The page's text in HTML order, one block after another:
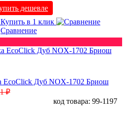
дешевле
Купить в 1 клик
Сравнение
EcoClick Дуб NOX-1702 Бриош
₽
код товара: 99-1197